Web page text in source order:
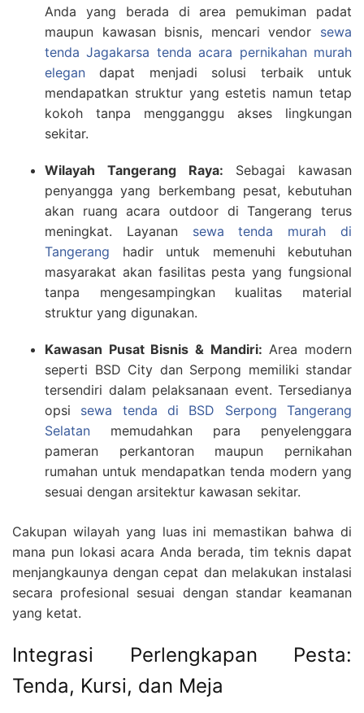
Anda yang berada di area pemukiman padat
maupun kawasan bisnis, mencari vendor sewa
tenda Jagakarsa tenda acara pernikahan murah
elegan dapat menjadi solusi terbaik untuk
mendapatkan struktur yang estetis namun tetap
kokoh tanpa mengganggu akses lingkungan
sekitar.
Wilayah Tangerang Raya: Sebagai kawasan
penyangga yang berkembang pesat, kebutuhan
akan ruang acara outdoor di Tangerang terus
meningkat. Layanan sewa tenda murah di
Tangerang hadir untuk memenuhi kebutuhan
masyarakat akan fasilitas pesta yang fungsional
tanpa mengesampingkan kualitas material
struktur yang digunakan.
Kawasan Pusat Bisnis & Mandiri: Area modern
seperti BSD City dan Serpong memiliki standar
tersendiri dalam pelaksanaan event. Tersedianya
opsi sewa tenda di BSD Serpong Tangerang
Selatan memudahkan para penyelenggara
pameran perkantoran maupun pernikahan
rumahan untuk mendapatkan tenda modern yang
sesuai dengan arsitektur kawasan sekitar.
Cakupan wilayah yang luas ini memastikan bahwa di
mana pun lokasi acara Anda berada, tim teknis dapat
menjangkaunya dengan cepat dan melakukan instalasi
secara profesional sesuai dengan standar keamanan
yang ketat.
Integrasi Perlengkapan Pesta:
Tenda, Kursi, dan Meja